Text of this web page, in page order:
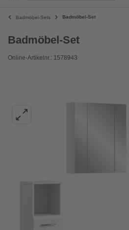
Badmöbel-Sets Badmöbel-Set
Badmöbel-Set
Online-Artikelnr.: 1578943